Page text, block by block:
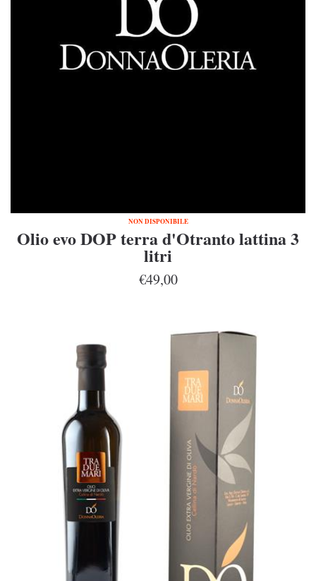
NON DISPONIBILE
Olio evo DOP terra d'Otranto lattina 3
litri
€49,00